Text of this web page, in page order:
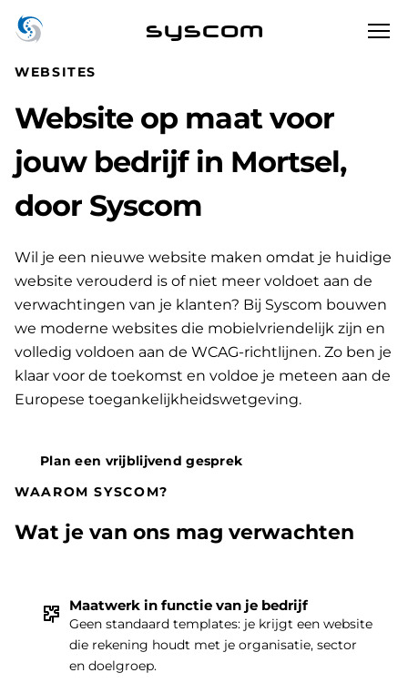
syscom
|
WEBSITES
Website op maat voor
jouw bedrijf in Mortsel,
door Syscom
Wil je een nieuwe website maken omdat je huidige
website verouderd is of niet meer voldoet aan de
verwachtingen van je klanten? Bij Syscom bouwen
we moderne websites die mobielvriendelijk zijn en
volledig voldoen aan de WCAG-richtlijnen. Zo ben je
klaar voor de toekomst en voldoe je meteen aan de
Europese toegankelijkheidswetgeving.
Plan een vrijblijvend gesprek
WAAROM SYSCOM?
Wat je van ons mag verwachten
Maatwerk in functie van je bedrijf
Geen standaard templates: je krijgt een website
die rekening houdt met je organisatie, sector
en doelgroep.